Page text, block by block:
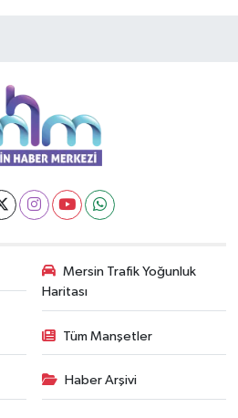
Mersin Trafik Yoğunluk
Haritası
Tüm Manşetler
Haber Arşivi